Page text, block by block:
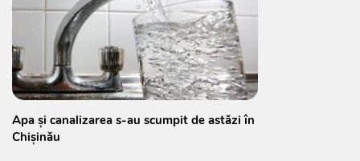
Apa și canalizarea s-au scumpit de astăzi în
Chișinău